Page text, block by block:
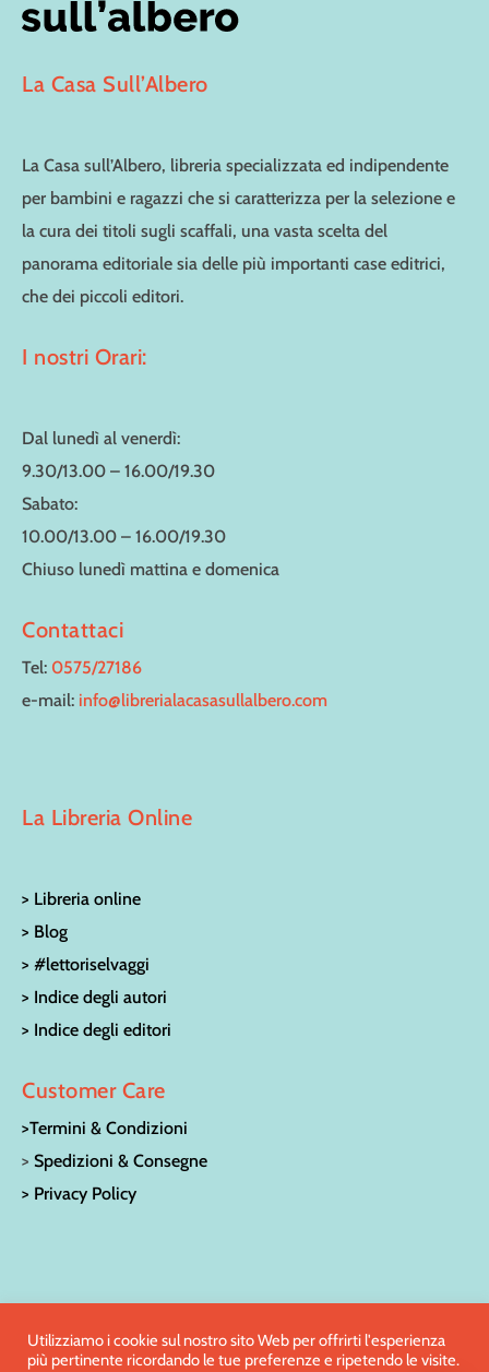
La Casa Sull’Albero
La Casa sull’Albero, libreria specializzata ed indipendente
per bambini e ragazzi che si caratterizza per la selezione e
la cura dei titoli sugli scaffali, una vasta scelta del
panorama editoriale sia delle più importanti case editrici,
che dei piccoli editori.
I nostri Orari:
Dal lunedì al venerdì:
9.30/13.00 – 16.00/19.30
Sabato:
10.00/13.00 – 16.00/19.30
Chiuso lunedì mattina e domenica
Contattaci
Tel: 0575/27186
e-mail: info@librerialacasasullalbero.com
La Libreria Online
> Libreria online
> Blog
> #lettoriselvaggi
> Indice degli autori
> Indice degli editori
Customer Care
>Termini & Condizioni
>Spedizioni & Consegne
> Privacy Policy
© LA CASA SULL’ALBERO LIBRERIA PER RAGAZZI | Via San
Francesco 15 – 52100 Arezzo | Tel:0575/27186| e-mail:
Utilizziamo i cookie sul nostro sito Web per offrirti l'esperienza
più pertinente ricordando le tue preferenze e ripetendo le visite.